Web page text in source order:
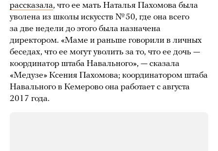
рассказала, что ее мать Наталья Пахомова была
уволена из школы искусств № 50, где она всего
за две недели до этого была назначена
директором. «Маме и раньше говорили в личных
беседах, что ее могут уволить за то, что ее дочь —
координатор штаба Навального», — сказала
«Медузе» Ксения Пахомова; координатором штаба
Навального в Кемерово она работает с августа
2017 года.